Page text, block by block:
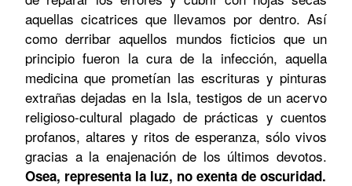
aquellas cicatrices que llevamos por dentro. Así
como derribar aquellos mundos ficticios que un
principio fueron la cura de la infección, aquella
medicina que prometían las escrituras y pinturas
extrañas dejadas en la Isla, testigos de un acervo
religioso-cultural plagado de prácticas y cuentos
profanos, altares y ritos de esperanza, sólo vivos
gracias a la enajenación de los últimos devotos.
Osea, representa la luz, no exenta de oscuridad.